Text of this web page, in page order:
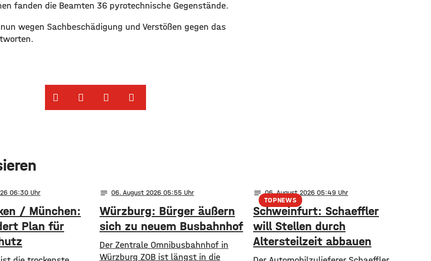
fanden die Beamten 36 pyrotechnische Gegenstände.
wegen Sachbeschädigung und Verstößen gegen das
06:30
/ München:
Plan für
notes 06. August 2026 05:55
Würzburg: Bürger äußern
sich zu neuem Busbahnhof
Der Zentrale Omnibusbahnhof in
Würzburg ZOB ist längst in die
TOPNEWS
notes 06. August 2026 05:49
Schweinfurt: Schaeffler
will Stellen durch
Altersteilzeit abbauen